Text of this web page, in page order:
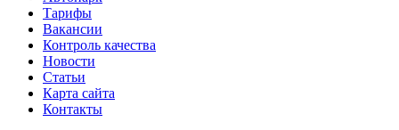
Тарифы
Вакансии
Контроль качества
Новости
Статьи
Карта сайта
Контакты